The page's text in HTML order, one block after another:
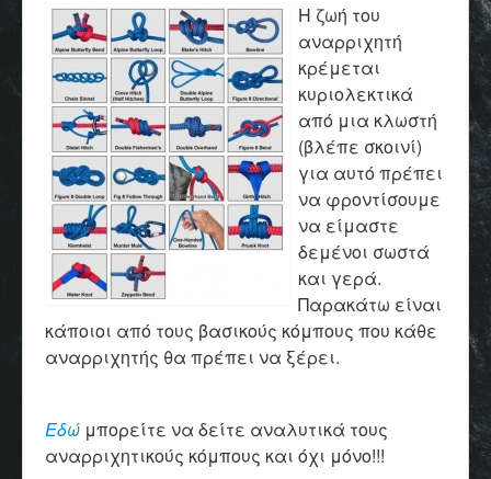
Η ζωή του
αναρριχητή
κρέμεται
κυριολεκτικά
από μια κλωστή
(βλέπε σκοινί)
για αυτό πρέπει
να φροντίσουμε
να είμαστε
δεμένοι σωστά
και γερά.
Παρακάτω είναι
κάποιοι από τους βασικούς κόμπους που κάθε
αναρριχητής θα πρέπει να ξέρει.
Εδώ μπορείτε να δείτε αναλυτικά τους
αναρριχητικούς κόμπους και όχι μόνο!!!